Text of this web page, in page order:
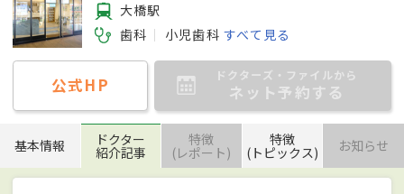
大橋駅
歯科
小児歯科 すべて見る
公式HP ドクターズ・ファイルから
ネット予約する
基本情報 ドクター
紹介記事
特徴
(レポート)
特徴
(トピックス) お知らせ